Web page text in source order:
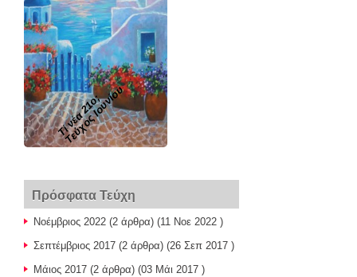
Τί νέα 21ο;
Τεύχος Ιουνίου
Πρόσφατα Τεύχη
Νοέμβριος 2022 (2 άρθρα) (11 Νοε 2022 )
Σεπτέμβριος 2017 (2 άρθρα) (26 Σεπ 2017 )
Μάιος 2017 (2 άρθρα) (03 Μάι 2017 )